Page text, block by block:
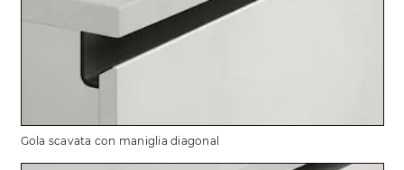
Gola scavata con maniglia diagonal